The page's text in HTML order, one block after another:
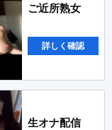
ご近所熟女
詳しく確認
生オナ配信